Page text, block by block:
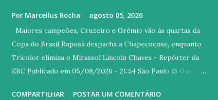
Por Marcellus Rocha agosto 05, 2026
Maiores campeões, Cruzeiro e Grêmio vão às quartas da
Copa do Brasil Raposa despacha a Chapecoense, enquanto
Tricolor elimina o Mirassol Lincoln Chaves - Repórter da
EBC Publicado em 05/08/2026 - 21:54 São Paulo © Gustavo
da Copa do Brasil seguem na briga pelo título da edição
COMPARTILHAR POSTAR UM COMENTÁRIO